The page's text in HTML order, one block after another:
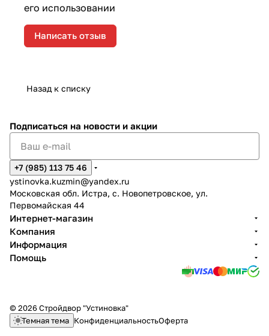
его использовании
Написать отзыв
Назад к списку
Подписаться на новости и акции
+7 (985) 113 75 46
ystinovka.kuzmin@yandex.ru
Московская обл. Истра, с. Новопетровское, ул.
Первомайская 44
Интернет-магазин
Компания
Информация
Помощь
© 2026 Стройдвор "Устиновка"
Темная тема КонфиденциальностьОферта